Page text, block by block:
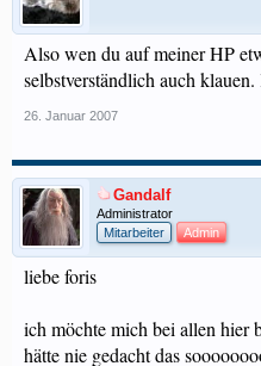
Also wen du auf meiner HP
selbstverständlich auch
26. Januar 2007
Gandalf
Administrator
Mitarbeiter
Admin
liebe foris
ich möchte mich bei allen hier
hätte nie gedacht das